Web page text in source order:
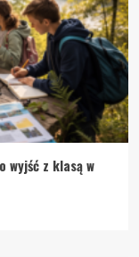
z klasą w